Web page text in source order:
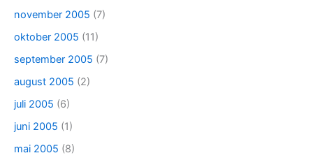
november 2005 (7)
oktober 2005 (11)
september 2005 (7)
august 2005 (2)
juli 2005 (6)
juni 2005 (1)
mai 2005 (8)